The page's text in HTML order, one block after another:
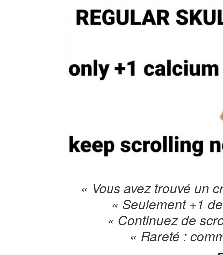
« Vous avez trouvé un
« Seulement +1
« Continuez de
« Rareté :